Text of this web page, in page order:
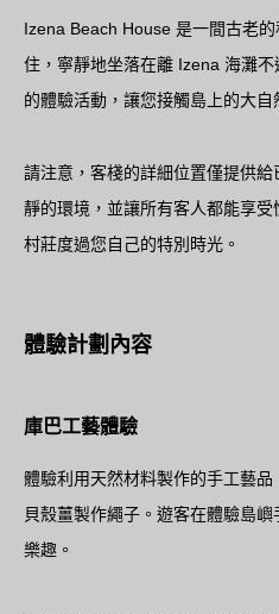
Izena Beach House 是一間古老
住，寧靜地坐落在離 Izena 海灘
的體驗活動，讓您接觸島上的大自
請注意，客棧的詳細位置僅提供
靜的環境，並讓所有客人都能享
村莊度過您自己的特別時光。
體驗計劃內容
庫巴工藝體驗
體驗利用天然材料製作的手工藝
貝殼薑製作繩子。遊客在體驗島
樂趣。